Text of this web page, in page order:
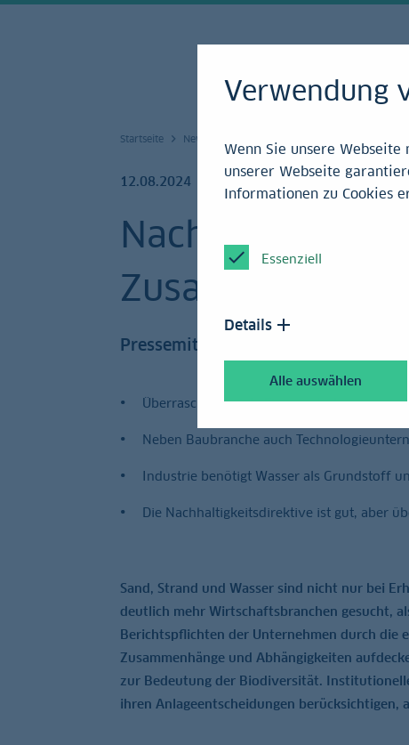
Startseite News und Service
12.08.2024
Zusammenhänge
Pressemitteilung | Studie
Überraschend viele Firmen stark von
Neben Baubranche auch
Industrie benötigt Wasser als Grundstoff
Die Nachhaltigkeitsdirektive ist gut, aber
Sand, Strand und Wasser sind nicht nur bei
deutlich mehr Wirtschaftsbranchen gesucht,
Berichtspflichten der Unternehmen durch die
Zusammenhänge und Abhängigkeiten
zur Bedeutung der Biodiversität.
ihren Anlageentscheidungen berücksichtigen,
Verwendung
Wenn Sie unsere
unserer Webseite
Informationen zu Cookies
Essenziell
Details
Alle auswählen